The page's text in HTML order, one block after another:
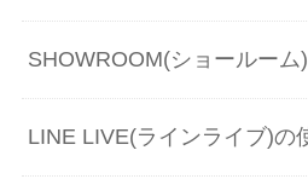
SHOWROOM(ショールーム
LINE LIVE(ラインライブ)の